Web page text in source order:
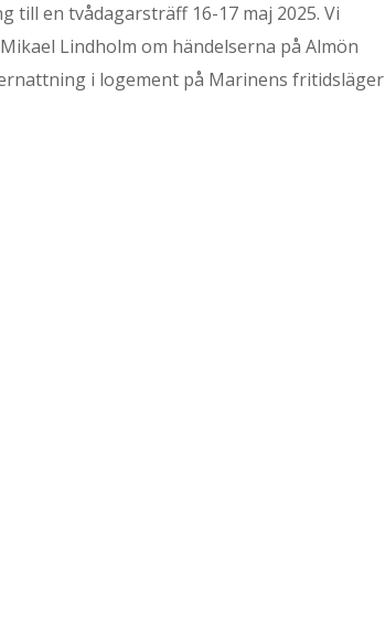
till en tvådagarsträff 16-17 maj 2025. Vi
Lindholm om händelserna på Almön
i logement på Marinens fritidsläger